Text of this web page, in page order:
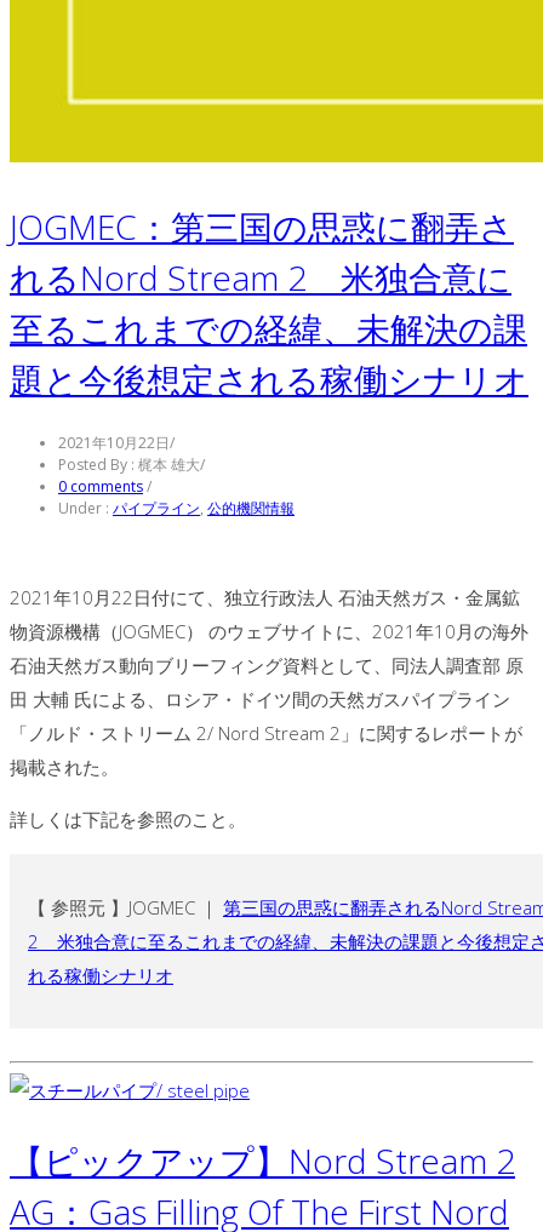
JOGMEC：第三国の思惑に翻弄さ
れるNord Stream 2 米独合意に
至るこれまでの経緯、未解決の課
題と今後想定される稼働シナリオ
2021年10月22日/
Posted By : 梶本 雄大/
0 comments/
Under : パイプライン, 公的機関情報
2021年10月22日付にて、独立行政法人 石油天然ガス・金属鉱
物資源機構（JOGMEC） のウェブサイトに、2021年10月の海外
石油天然ガス動向ブリーフィング資料として、同法人調査部 原
田 大輔 氏による、ロシア・ドイツ間の天然ガスパイプライン
「ノルド・ストリーム 2/ Nord Stream 2」に関するレポートが
掲載された。
詳しくは下記を参照のこと。
【 参照元 】JOGMEC ｜ 第三国の思惑に翻弄されるNord
2 米独合意に至るこれまでの経緯、未解決の課題と今後想定
れる稼働シナリオ
【ピックアップ】Nord Stream 2
AG：Gas Filling Of The First Nord